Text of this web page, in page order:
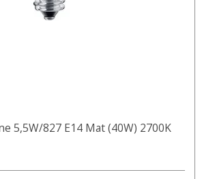
5,5W/827 E14 Mat (40W) 2700K